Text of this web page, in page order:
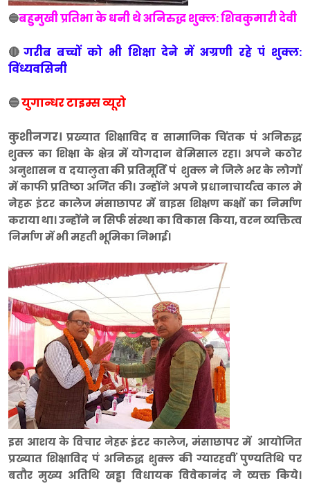
🔵बहुमुखी प्रतिभा के धनी थे अनिरुद्ध शुक्ल: शिवकुमारी देवी
🔴 गरीब बच्चों को भी शिक्षा देने में अग्रणी रहे पं शुक्ल:
विंध्यवसिनी
🔵युगान्धर टाइम्स व्यूरो
कुशीनगर। प्रख्यात शिक्षाविद व सामाजिक चिंतक पं अनिरुद्ध
शुक्ल का शिक्षा के क्षेत्र में योगदान बेमिसाल रहा। अपने कठोर
अनुशासन व दयालुता की प्रतिमूर्ति पं शुक्ल ने जिले भर के लोगों
में काफी प्रतिष्ठा अर्जित की। उन्होंने अपने प्रधानाचार्यत्व काल मे
नेहरू इंटर कालेज मंसाछापर में बाइस शिक्षण कक्षों का निर्माण
कराया था। उन्होंने न सिर्फ संस्था का विकास किया, वरन व्यक्तित्व
निर्माण में भी महती भूमिका निभाई।
इस आशय के विचार नेहरू इंटर कालेज, मंसाछापर में आयोजित
प्रख्यात शिक्षाविद पं अनिरुद्ध शुक्ल की ग्यारहवीं पुण्यतिथि पर
बतौर मुख्य अतिथि खड्डा विधायक विवेकानंद ने व्यक्त किये।